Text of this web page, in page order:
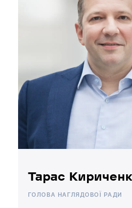
Тарас
ГОЛОВА НАГЛЯДОВОЇ РАДИ